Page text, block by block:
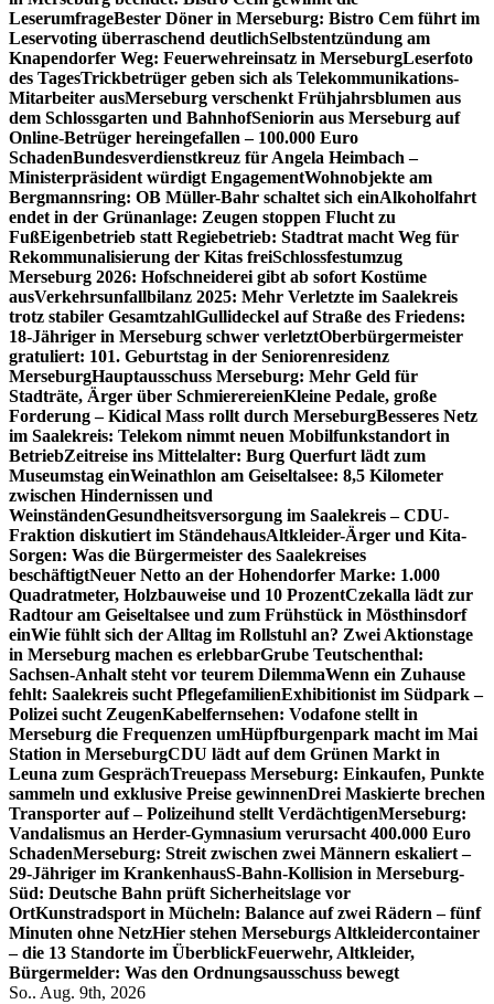
LeserumfrageBester Döner in Merseburg: Bistro Cem führt im
Leservoting überraschend deutlichSelbstentzündung am
Knapendorfer Weg: Feuerwehreinsatz in MerseburgLeserfoto
des TagesTrickbetrüger geben sich als Telekommunikations-
Mitarbeiter ausMerseburg verschenkt Frühjahrsblumen aus
dem Schlossgarten und BahnhofSeniorin aus Merseburg auf
Online-Betrüger hereingefallen – 100.000 Euro
SchadenBundesverdienstkreuz für Angela Heimbach –
Ministerpräsident würdigt EngagementWohnobjekte am
Bergmannsring: OB Müller-Bahr schaltet sich einAlkoholfahrt
endet in der Grünanlage: Zeugen stoppen Flucht zu
FußEigenbetrieb statt Regiebetrieb: Stadtrat macht Weg für
Rekommunalisierung der Kitas freiSchlossfestumzug
Merseburg 2026: Hofschneiderei gibt ab sofort Kostüme
ausVerkehrsunfallbilanz 2025: Mehr Verletzte im Saalekreis
trotz stabiler GesamtzahlGullideckel auf Straße des Friedens:
18-Jähriger in Merseburg schwer verletztOberbürgermeister
gratuliert: 101. Geburtstag in der Seniorenresidenz
MerseburgHauptausschuss Merseburg: Mehr Geld für
Stadträte, Ärger über SchmierereienKleine Pedale, große
Forderung – Kidical Mass rollt durch MerseburgBesseres Netz
im Saalekreis: Telekom nimmt neuen Mobilfunkstandort in
BetriebZeitreise ins Mittelalter: Burg Querfurt lädt zum
Museumstag einWeinathlon am Geiseltalsee: 8,5 Kilometer
zwischen Hindernissen und
WeinständenGesundheitsversorgung im Saalekreis – CDU-
Fraktion diskutiert im StändehausAltkleider-Ärger und Kita-
Sorgen: Was die Bürgermeister des Saalekreises
beschäftigtNeuer Netto an der Hohendorfer Marke: 1.000
Quadratmeter, Holzbauweise und 10 ProzentCzekalla lädt zur
Radtour am Geiseltalsee und zum Frühstück in Mösthinsdorf
einWie fühlt sich der Alltag im Rollstuhl an? Zwei Aktionstage
in Merseburg machen es erlebbarGrube Teutschenthal:
Sachsen-Anhalt steht vor teurem DilemmaWenn ein Zuhause
fehlt: Saalekreis sucht PflegefamilienExhibitionist im Südpark –
Polizei sucht ZeugenKabelfernsehen: Vodafone stellt in
Merseburg die Frequenzen umHüpfburgenpark macht im Mai
Station in MerseburgCDU lädt auf dem Grünen Markt in
Leuna zum GesprächTreuepass Merseburg: Einkaufen, Punkte
sammeln und exklusive Preise gewinnenDrei Maskierte brechen
Transporter auf – Polizeihund stellt VerdächtigenMerseburg:
Vandalismus an Herder-Gymnasium verursacht 400.000 Euro
SchadenMerseburg: Streit zwischen zwei Männern eskaliert –
29-Jähriger im KrankenhausS-Bahn-Kollision in Merseburg-
Süd: Deutsche Bahn prüft Sicherheitslage vor
OrtKunstradsport in Mücheln: Balance auf zwei Rädern – fünf
Minuten ohne NetzHier stehen Merseburgs Altkleidercontainer
– die 13 Standorte im ÜberblickFeuerwehr, Altkleider,
Bürgermelder: Was den Ordnungsausschuss bewegt
So.. Aug. 9th, 2026